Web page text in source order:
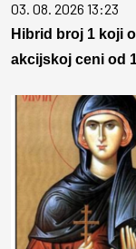
03. 08. 2026 13:23
Hibrid broj 1 koji
akcijskoj ceni od